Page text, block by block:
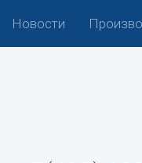
Новости